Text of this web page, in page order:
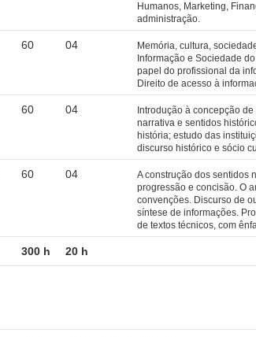
Humanos, Marketing,
administração.
60 04
Memória, cultura,
Informação e Sociedade
papel do profissional da
Direito de acesso à
60 04
Introdução à concepção
narrativa e sentidos
história; estudo das
discurso histórico e sócio
60 04
A construção dos sentidos
progressão e concisão. O
convenções. Discurso de
síntese de informações.
de textos técnicos, com
300 h 20 h